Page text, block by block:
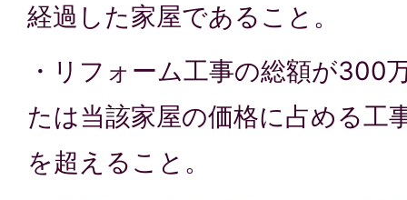
経過した家屋であること。
・リフォーム工事の総額が300
たは当該家屋の価格に占める工
を超えること。